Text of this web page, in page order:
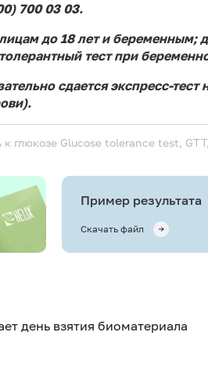
700 03 03.
до 18 лет и беременным;
тест при
сдается экспресс-тест
).
к глюкозе Glucose tolerance test,
Пример результата
Скачать файл
день взятия биоматериала